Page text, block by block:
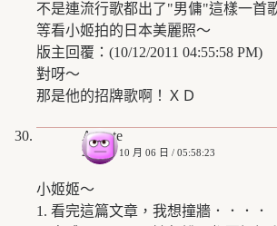
不是連流行歌都出了"男傭"這樣一首
等看小姬拍的日本美麗照～
版主回覆：(10/12/2011 04:55:58 PM)
對呀～
那是他的招牌歌啊！ＸＤ
Alejate
2008 年 10 月 06 日 / 05:58:23
小姬姬～
1. 看完這篇文章，我想撞牆．．．．